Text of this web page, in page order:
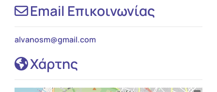
Email Επικοινωνίας
alvanosm@gmail.com
Χάρτης